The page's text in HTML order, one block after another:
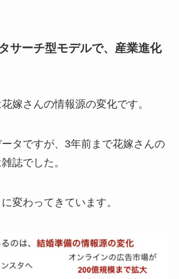
サーチ型モデルで、産業進化
嫁さんの情報源の変化です。
タですが、3年前まで花嫁さんの
誌でした。
変わってきています。